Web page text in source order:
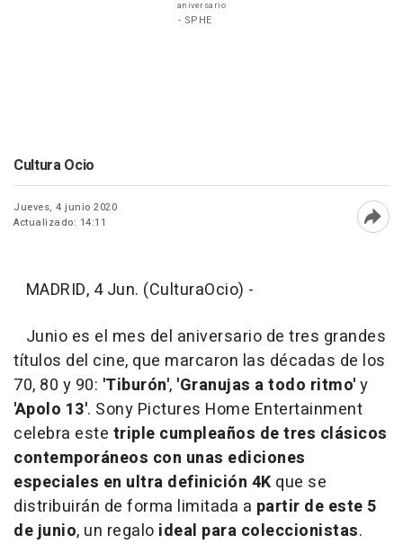
aniversario
- SPHE
Cultura Ocio
Jueves, 4 junio 2020
Actualizado: 14:11
MADRID, 4 Jun. (CulturaOcio) -
Junio es el mes del aniversario de tres grandes
títulos del cine, que marcaron las décadas de los
70, 80 y 90: 'Tiburón', 'Granujas a todo ritmo'y
'Apolo 13'. Sony Pictures Home Entertainment
celebra este triple cumpleaños de tres clásicos
contemporáneos con unas ediciones
especiales en ultra definición 4K que se
distribuirán de forma limitada a partir de este 5
de junio, un regalo ideal para coleccionistas.